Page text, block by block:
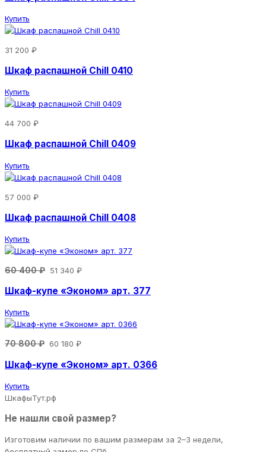
Купить
31 200 ₽
Шкаф распашной Chill 0410
Купить
44 700 ₽
Шкаф распашной Chill 0409
Купить
57 000 ₽
Шкаф распашной Chill 0408
Купить
60 400 ₽ 51 340 ₽
Шкаф-купе «Эконом» арт. 377
Купить
70 800 ₽ 60 180 ₽
Шкаф-купе «Эконом» арт. 0366
Купить
ШкафыТут.рф
Не нашли свой размер?
Изготовим наличии по вашим размерам за 2–3 недели,